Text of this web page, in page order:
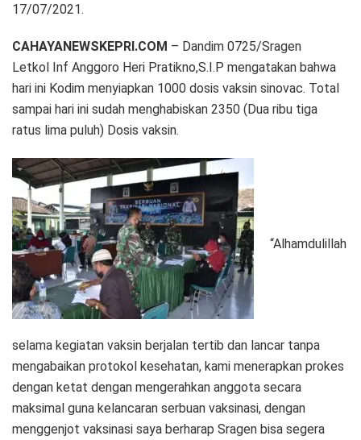
17/07/2021.
CAHAYANEWSKEPRI.COM – Dandim 0725/Sragen
Letkol Inf Anggoro Heri Pratikno,S.I.P mengatakan bahwa
hari ini Kodim menyiapkan 1000 dosis vaksin sinovac. Total
sampai hari ini sudah menghabiskan 2350 (Dua ribu tiga
ratus lima puluh) Dosis vaksin.
“Alhamdulillah
selama kegiatan vaksin berjalan tertib dan lancar tanpa
mengabaikan protokol kesehatan, kami menerapkan prokes
dengan ketat dengan mengerahkan anggota secara
maksimal guna kelancaran serbuan vaksinasi, dengan
menggenjot vaksinasi saya berharap Sragen bisa segera